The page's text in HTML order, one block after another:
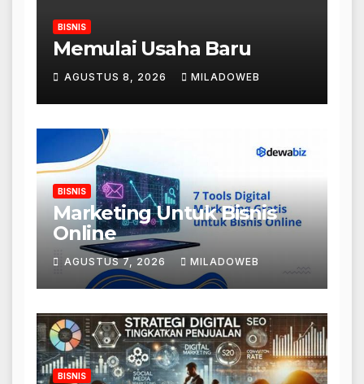
BISNIS
Memulai Usaha Baru
AGUSTUS 8, 2026 MILADOWEB
BISNIS
Marketing Untuk Bisnis
Online
AGUSTUS 7, 2026 MILADOWEB
BISNIS